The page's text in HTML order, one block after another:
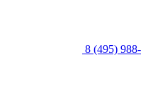
8 (495) 988-